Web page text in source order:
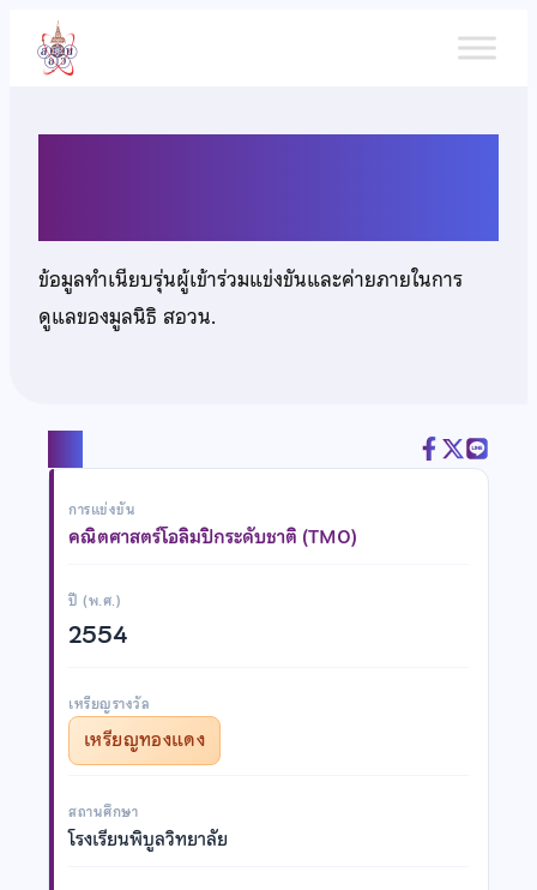
เนื้อหา
ข้อมูลทำเนียบรุ่นผู้เข้าร่วมแข่งขันและค่ายภายในการ
ดูแลของมูลนิธิ สอวน.
การแข่งขัน
คณิตศาสตร์โอลิมปิกระดับชาติ (TMO)
ปี (พ.ศ.)
2554
เหรียญรางวัล
เหรียญทองแดง
สถานศึกษา
โรงเรียนพิบูลวิทยาลัย